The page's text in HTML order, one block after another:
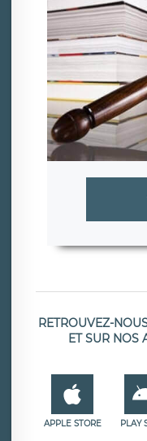
RETROUVEZ-
ET SUR NOS
APPLE STORE PLAY